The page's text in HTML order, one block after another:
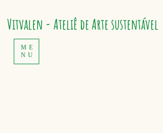
Vitvalen - Ateliê de Arte sustentável
ME
NU